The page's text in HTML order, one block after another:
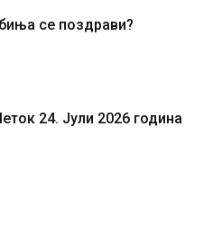
се поздрави?
24. Јули 2026 година